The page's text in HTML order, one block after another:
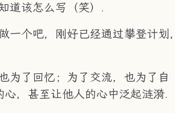
道该怎么写（笑）.
一个吧，刚好已经通过攀登计划
为了回忆；为了交流，也为了自
，甚至让他人的心中泛起涟漪.